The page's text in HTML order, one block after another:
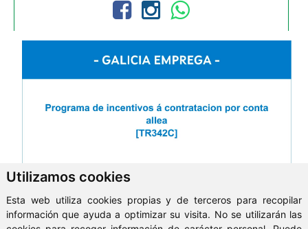
Utilizamos cookies
Esta web utiliza cookies propias y de terceros para recopilar
información que ayuda a optimizar su visita. No se utilizarán las